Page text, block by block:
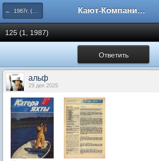
← 1987г. (125-130 номера) Кают-Компания "Катера и Яхты"
125 (1, 1987)
Ответить
альф
29 дек 2025